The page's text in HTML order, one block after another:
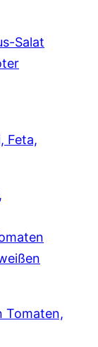
Feta,
Tomaten,